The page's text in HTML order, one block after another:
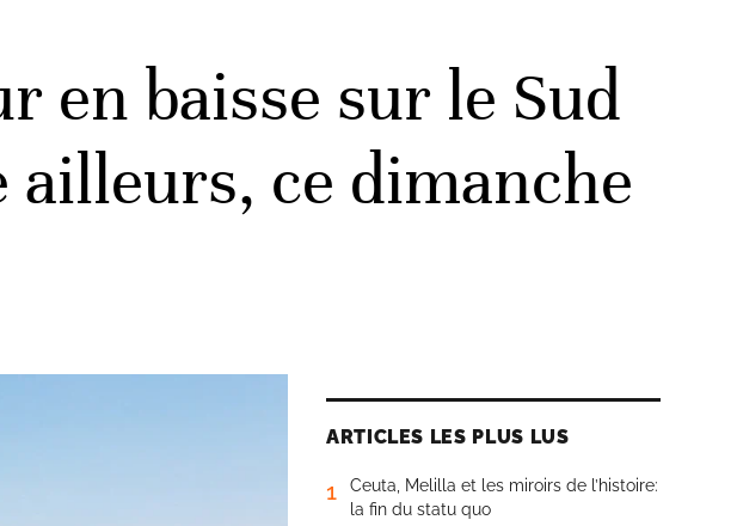
en baisse sur le Sud
ailleurs, ce dimanche
ARTICLES LES PLUS LUS
1
Ceuta, Melilla et les miroirs de l’histoire:
la fin du statu quo